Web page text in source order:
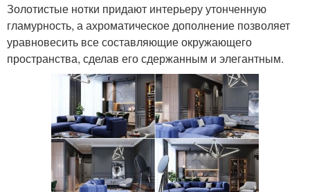
Золотистые нотки придают интерьеру утонченную
гламурность, а ахроматическое дополнение позволяет
уравновесить все составляющие окружающего
пространства, сделав его сдержанным и элегантным.